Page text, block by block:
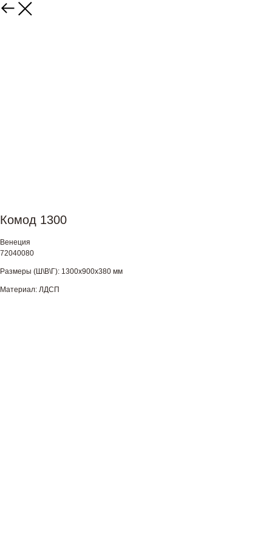
Комод 1300
Венеция
72040080
Размеры (Ш\В\Г): 1300х900х380 мм
Материал: ЛДСП